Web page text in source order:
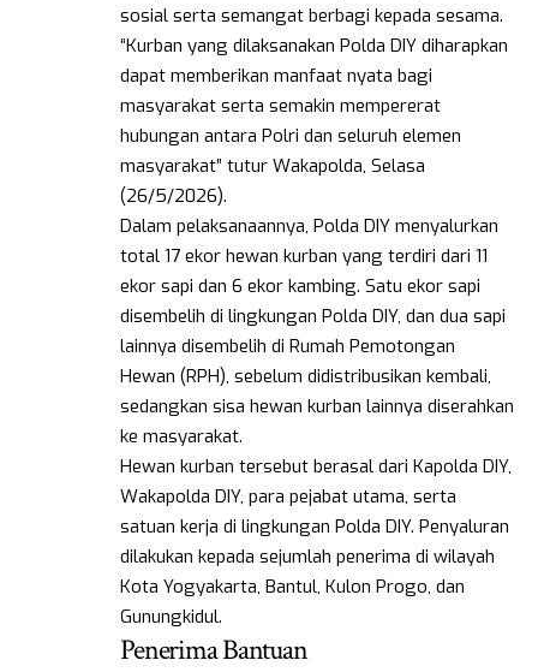
sosial serta semangat berbagi kepada sesama.
“Kurban yang dilaksanakan Polda DIY diharapkan
dapat memberikan manfaat nyata bagi
masyarakat serta semakin mempererat
hubungan antara Polri dan seluruh elemen
masyarakat” tutur Wakapolda, Selasa
(26/5/2026).
Dalam pelaksanaannya, Polda DIY menyalurkan
total 17 ekor hewan kurban yang terdiri dari 11
ekor sapi dan 6 ekor kambing. Satu ekor sapi
disembelih di lingkungan Polda DIY, dan dua sapi
lainnya disembelih di Rumah Pemotongan
Hewan (RPH), sebelum didistribusikan kembali,
sedangkan sisa hewan kurban lainnya diserahkan
ke masyarakat.
Hewan kurban tersebut berasal dari Kapolda DIY,
Wakapolda DIY, para pejabat utama, serta
satuan kerja di lingkungan Polda DIY. Penyaluran
dilakukan kepada sejumlah penerima di wilayah
Kota Yogyakarta, Bantul, Kulon Progo, dan
Gunungkidul.
Penerima Bantuan